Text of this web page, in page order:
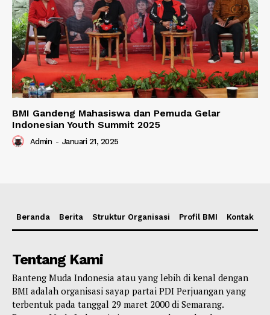
BMI Gandeng Mahasiswa dan Pemuda Gelar
Indonesian Youth Summit 2025
Admin - Januari 21, 2025
Beranda Berita Struktur Organisasi Profil BMI Kontak
Tentang Kami
Banteng Muda Indonesia atau yang lebih di kenal dengan
BMI adalah organisasi sayap partai PDI Perjuangan yang
terbentuk pada tanggal 29 maret 2000 di Semarang.